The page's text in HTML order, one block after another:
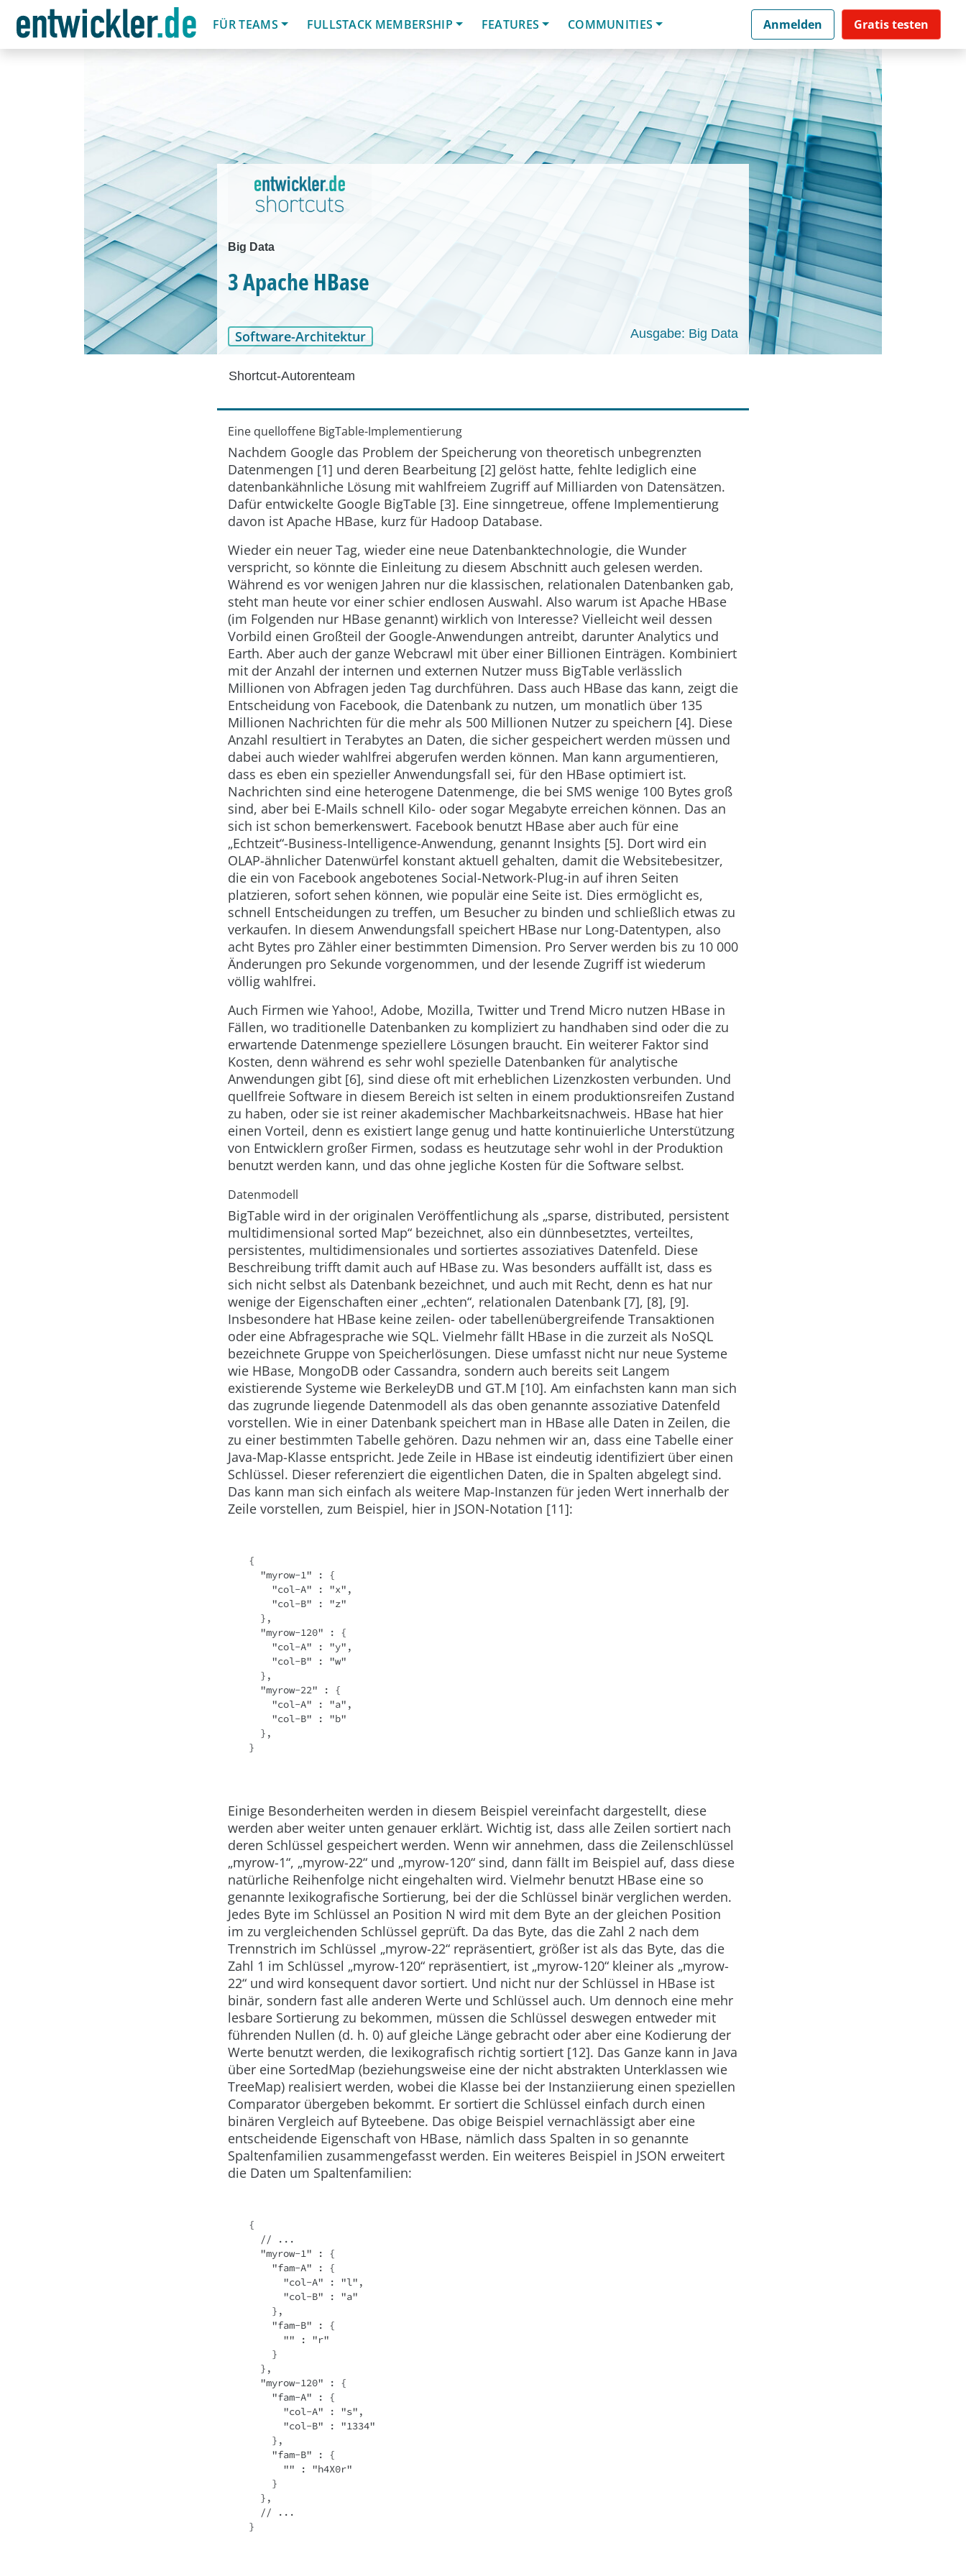
FÜR TEAMS
FULLSTACK MEMBERSHIP FEATURES COMMUNITIES Anmelden Gratis testen
Big Data
3 Apache HBase
Software-Architektur Ausgabe: Big Data
Shortcut-Autorenteam
Eine quelloffene BigTable-Implementierung
Nachdem Google das Problem der Speicherung von theoretisch unbegrenzten
Datenmengen [1] und deren Bearbeitung [2] gelöst hatte, fehlte lediglich eine
datenbankähnliche Lösung mit wahlfreiem Zugriff auf Milliarden von Datensätzen.
Dafür entwickelte Google BigTable [3]. Eine sinngetreue, offene Implementierung
davon ist Apache HBase, kurz für Hadoop Database.
Wieder ein neuer Tag, wieder eine neue Datenbanktechnologie, die Wunder
verspricht, so könnte die Einleitung zu diesem Abschnitt auch gelesen werden.
Während es vor wenigen Jahren nur die klassischen, relationalen Datenbanken gab,
steht man heute vor einer schier endlosen Auswahl. Also warum ist Apache HBase
(im Folgenden nur HBase genannt) wirklich von Interesse? Vielleicht weil dessen
Vorbild einen Großteil der Google-Anwendungen antreibt, darunter Analytics und
Earth. Aber auch der ganze Webcrawl mit über einer Billionen Einträgen. Kombiniert
mit der Anzahl der internen und externen Nutzer muss BigTable verlässlich
Millionen von Abfragen jeden Tag durchführen. Dass auch HBase das kann, zeigt die
Entscheidung von Facebook, die Datenbank zu nutzen, um monatlich über 135
Millionen Nachrichten für die mehr als 500 Millionen Nutzer zu speichern [4]. Diese
Anzahl resultiert in Terabytes an Daten, die sicher gespeichert werden müssen und
dabei auch wieder wahlfrei abgerufen werden können. Man kann argumentieren,
dass es eben ein spezieller Anwendungsfall sei, für den HBase optimiert ist.
Nachrichten sind eine heterogene Datenmenge, die bei SMS wenige 100 Bytes groß
sind, aber bei E-Mails schnell Kilo- oder sogar Megabyte erreichen können. Das an
sich ist schon bemerkenswert. Facebook benutzt HBase aber auch für eine
„Echtzeit“-Business-Intelligence-Anwendung, genannt Insights [5]. Dort wird ein
OLAP-ähnlicher Datenwürfel konstant aktuell gehalten, damit die Websitebesitzer,
die ein von Facebook angebotenes Social-Network-Plug-in auf ihren Seiten
platzieren, sofort sehen können, wie populär eine Seite ist. Dies ermöglicht es,
schnell Entscheidungen zu treffen, um Besucher zu binden und schließlich etwas zu
verkaufen. In diesem Anwendungsfall speichert HBase nur Long-Datentypen, also
acht Bytes pro Zähler einer bestimmten Dimension. Pro Server werden bis zu 10 000
Änderungen pro Sekunde vorgenommen, und der lesende Zugriff ist wiederum
völlig wahlfrei.
Auch Firmen wie Yahoo!, Adobe, Mozilla, Twitter und Trend Micro nutzen HBase in
Fällen, wo traditionelle Datenbanken zu kompliziert zu handhaben sind oder die zu
erwartende Datenmenge speziellere Lösungen braucht. Ein weiterer Faktor sind
Kosten, denn während es sehr wohl spezielle Datenbanken für analytische
Anwendungen gibt [6], sind diese oft mit erheblichen Lizenzkosten verbunden. Und
quellfreie Software in diesem Bereich ist selten in einem produktionsreifen Zustand
zu haben, oder sie ist reiner akademischer Machbarkeitsnachweis. HBase hat hier
einen Vorteil, denn es existiert lange genug und hatte kontinuierliche Unterstützung
von Entwicklern großer Firmen, sodass es heutzutage sehr wohl in der Produktion
benutzt werden kann, und das ohne jegliche Kosten für die Software selbst.
Datenmodell
BigTable wird in der originalen Veröffentlichung als „sparse, distributed, persistent
multidimensional sorted Map“ bezeichnet, also ein dünnbesetztes, verteiltes,
persistentes, multidimensionales und sortiertes assoziatives Datenfeld. Diese
Beschreibung trifft damit auch auf HBase zu. Was besonders auffällt ist, dass es
sich nicht selbst als Datenbank bezeichnet, und auch mit Recht, denn es hat nur
wenige der Eigenschaften einer „echten“, relationalen Datenbank [7], [8], [9].
Insbesondere hat HBase keine zeilen- oder tabellenübergreifende Transaktionen
oder eine Abfragesprache wie SQL. Vielmehr fällt HBase in die zurzeit als NoSQL
bezeichnete Gruppe von Speicherlösungen. Diese umfasst nicht nur neue Systeme
wie HBase, MongoDB oder Cassandra, sondern auch bereits seit Langem
existierende Systeme wie BerkeleyDB und GT.M [10]. Am einfachsten kann man sich
das zugrunde liegende Datenmodell als das oben genannte assoziative Datenfeld
vorstellen. Wie in einer Datenbank speichert man in HBase alle Daten in Zeilen, die
zu einer bestimmten Tabelle gehören. Dazu nehmen wir an, dass eine Tabelle einer
Java-Map-Klasse entspricht. Jede Zeile in HBase ist eindeutig identifiziert über einen
Schlüssel. Dieser referenziert die eigentlichen Daten, die in Spalten abgelegt sind.
Das kann man sich einfach als weitere Map-Instanzen für jeden Wert innerhalb der
Zeile vorstellen, zum Beispiel, hier in JSON-Notation [11]:
{
  "myrow-1" : {
    "col-A" : "x",
    "col-B" : "z"
  },
  "myrow-120" : {
    "col-A" : "y",
    "col-B" : "w"
  },
  "myrow-22" : {
    "col-A" : "a",
    "col-B" : "b"
  },
}
Einige Besonderheiten werden in diesem Beispiel vereinfacht dargestellt, diese
werden aber weiter unten genauer erklärt. Wichtig ist, dass alle Zeilen sortiert nach
deren Schlüssel gespeichert werden. Wenn wir annehmen, dass die Zeilenschlüssel
„myrow-1“, „myrow-22“ und „myrow-120“ sind, dann fällt im Beispiel auf, dass diese
natürliche Reihenfolge nicht eingehalten wird. Vielmehr benutzt HBase eine so
genannte lexikografische Sortierung, bei der die Schlüssel binär verglichen werden.
Jedes Byte im Schlüssel an Position N wird mit dem Byte an der gleichen Position
im zu vergleichenden Schlüssel geprüft. Da das Byte, das die Zahl 2 nach dem
Trennstrich im Schlüssel „myrow-22“ repräsentiert, größer ist als das Byte, das die
Zahl 1 im Schlüssel „myrow-120“ repräsentiert, ist „myrow-120“ kleiner als „myrow-
22“ und wird konsequent davor sortiert. Und nicht nur der Schlüssel in HBase ist
binär, sondern fast alle anderen Werte und Schlüssel auch. Um dennoch eine mehr
lesbare Sortierung zu bekommen, müssen die Schlüssel deswegen entweder mit
führenden Nullen (d. h. 0) auf gleiche Länge gebracht oder aber eine Kodierung der
Werte benutzt werden, die lexikografisch richtig sortiert [12]. Das Ganze kann in Java
über eine SortedMap (beziehungsweise eine der nicht abstrakten Unterklassen wie
TreeMap) realisiert werden, wobei die Klasse bei der Instanziierung einen speziellen
Comparator übergeben bekommt. Er sortiert die Schlüssel einfach durch einen
binären Vergleich auf Byteebene. Das obige Beispiel vernachlässigt aber eine
entscheidende Eigenschaft von HBase, nämlich dass Spalten in so genannte
Spaltenfamilien zusammengefasst werden. Ein weiteres Beispiel in JSON erweitert
die Daten um Spaltenfamilien:
{
  // ...
  "myrow-1" : {
    "fam-A" : {
      "col-A" : "l",
      "col-B" : "a"
    },
    "fam-B" : {
      "" : "r"
    }
  },
  "myrow-120" : {
    "fam-A" : {
      "col-A" : "s",
      "col-B" : "1334"
    },
    "fam-B" : {
      "" : "h4X0r"
    }
  },
  // ...
}